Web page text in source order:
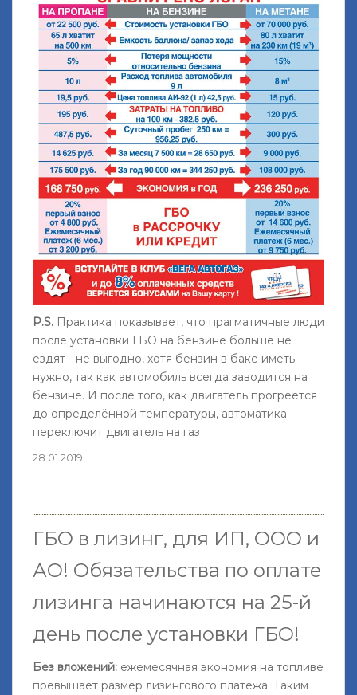
P.S. Практика показывает, что прагматичные люди
после установки ГБО на бензине больше не
ездят - не выгодно, хотя бензин в баке иметь
нужно, так как автомобиль всегда заводится на
бензине. И после того, как двигатель прогреется
до определённой температуры, автоматика
переключит двигатель на газ
28.01.2019
ГБО в лизинг, для ИП, ООО и
АО! Обязательства по оплате
лизинга начинаются на 25-й
день после установки ГБО!
Без вложений: ежемесячная экономия на топливе
превышает размер лизингового платежа. Таким